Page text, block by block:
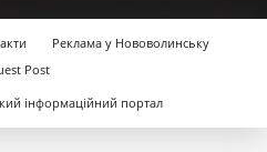
Реклама у Нововолинську
Post
інформаційний портал